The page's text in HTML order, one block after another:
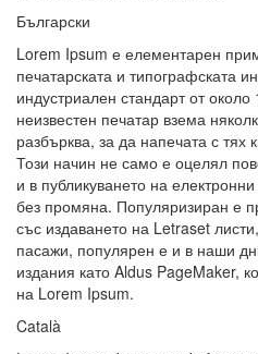
Български
Lorem Ipsum е елементарен
печатарската и типографската
индустриален стандарт от около
неизвестен печатар взема
разбърква, за да напечата с
Този начин не само е оцелял
и в публикуването на
без промяна. Популяризиран е
със издаването на Letraset
пасажи, популярен е и в наши
издания като Aldus PageMaker,
на Lorem Ipsum.
Català